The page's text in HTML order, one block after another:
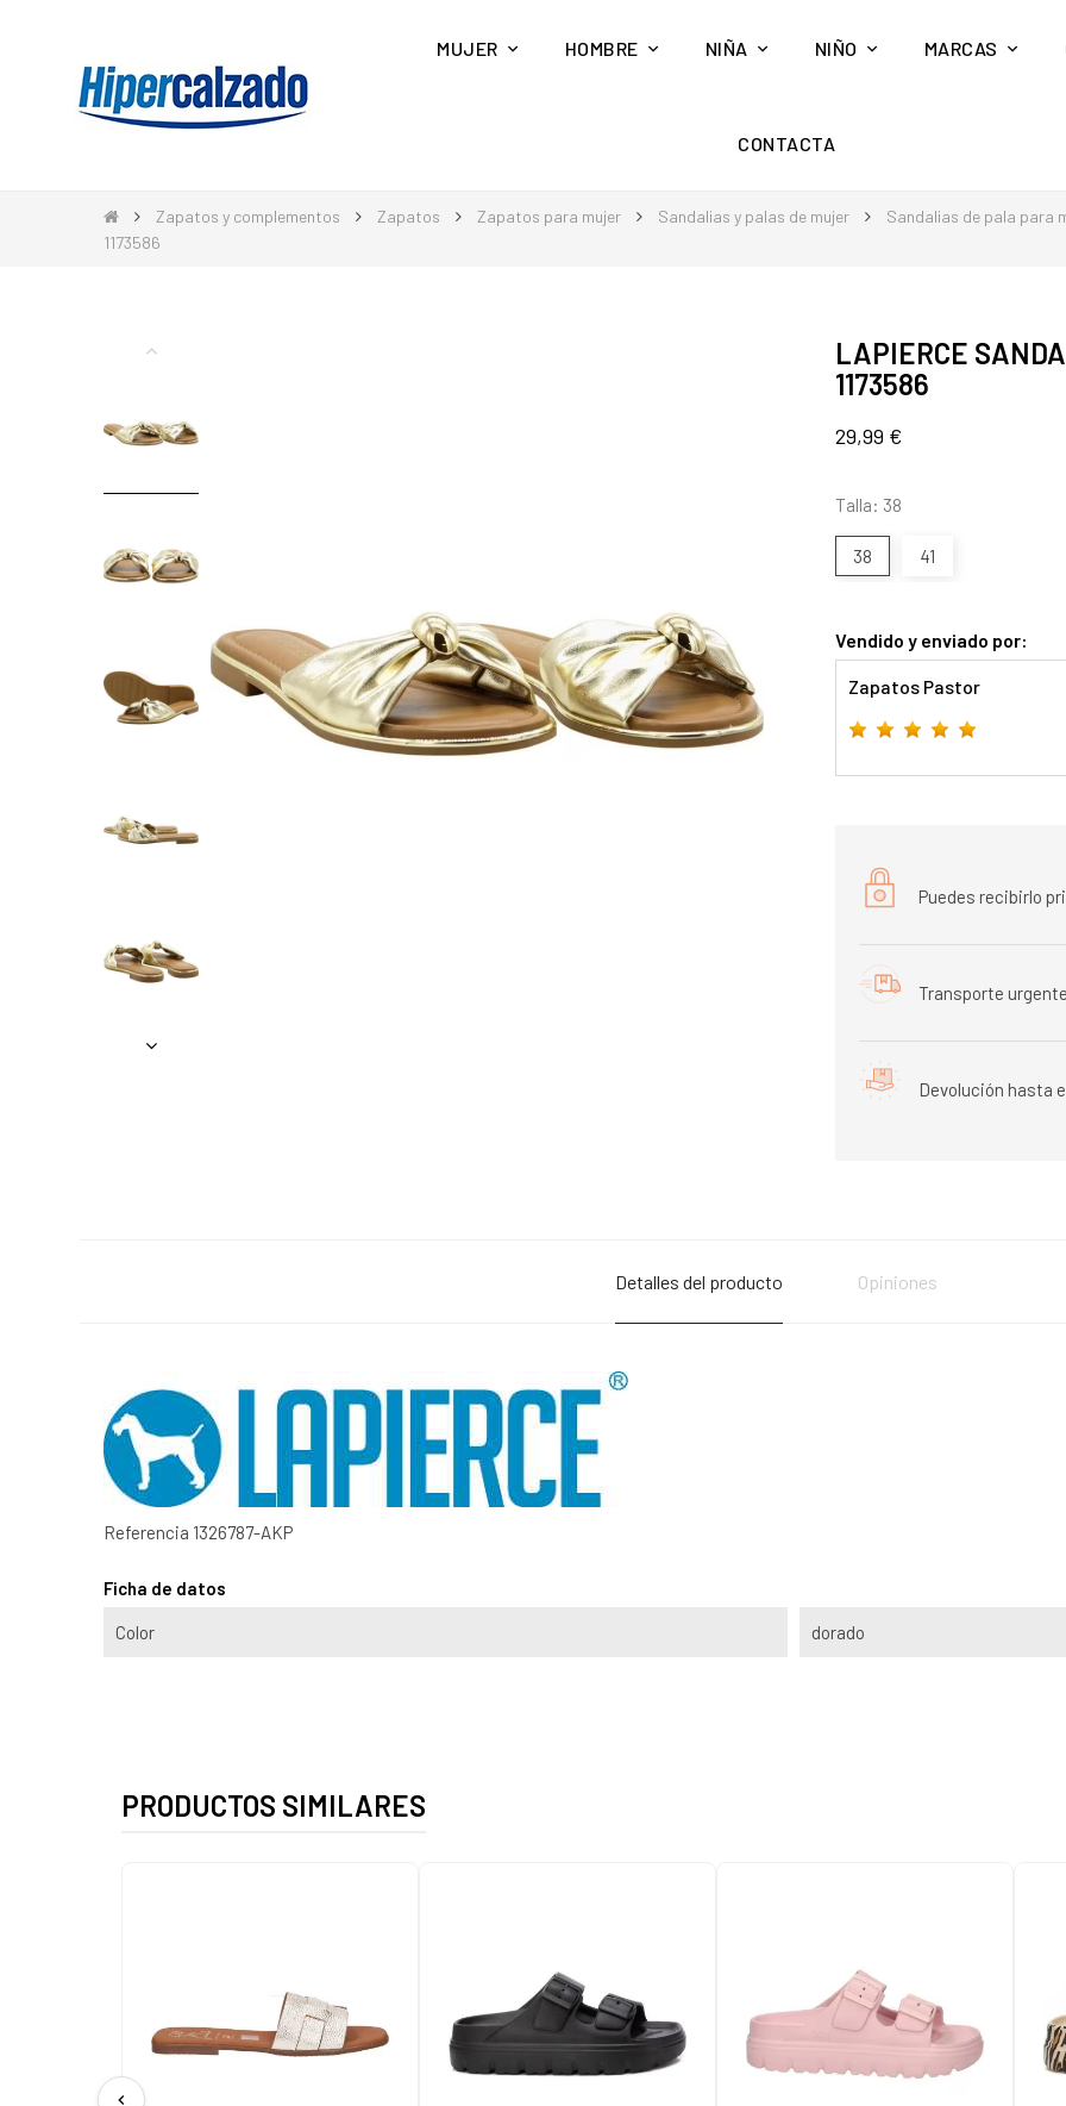
MUJER HOMBRE NIÑA NIÑO MARCAS
CONTACTA
Zapatos y complementos Zapatos Zapatos para mujer Sandalias y palas de mujer Sandalias de pala para
1173586
LAPIERCE
1173586
29,99 €
Talla: 38
38 41
Vendido y enviado por:
Zapatos Pastor
Puedes recibirlo
Transporte
Devolución hasta
Detalles del producto Opiniones
Referencia 1326787-AKP
Ficha de datos
Color dorado
PRODUCTOS SIMILARES
chevron_left